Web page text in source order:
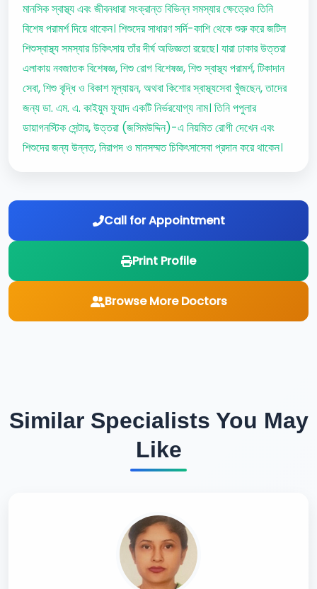
মানসিক স্বাস্থ্য এবং জীবনধারা সংক্রান্ত বিভিন্ন সমস্যার ক্ষেত্রেও তিনি
বিশেষ পরামর্শ দিয়ে থাকেন। শিশুদের সাধারণ সর্দি-কাশি থেকে শুরু করে জটিল
শিশুস্বাস্থ্য সমস্যার চিকিৎসায় তাঁর দীর্ঘ অভিজ্ঞতা রয়েছে। যারা ঢাকার উত্তরা
এলাকায় নবজাতক বিশেষজ্ঞ, শিশু রোগ বিশেষজ্ঞ, শিশু স্বাস্থ্য পরামর্শ, টিকাদান
সেবা, শিশু বৃদ্ধি ও বিকাশ মূল্যায়ন, অথবা কিশোর স্বাস্থ্যসেবা খুঁজছেন, তাদের
জন্য ডা. এম. এ. কাইয়ুম ফুয়াদ একটি নির্ভরযোগ্য নাম। তিনি পপুলার
ডায়াগনস্টিক সেন্টার, উত্তরা (জসিমউদ্দিন)-এ নিয়মিত রোগী দেখেন এবং
শিশুদের জন্য উন্নত, নিরাপদ ও মানসম্মত চিকিৎসাসেবা প্রদান করে থাকেন।
Call for Appointment
Print Profile
Browse More Doctors
Similar Specialists You May
Like